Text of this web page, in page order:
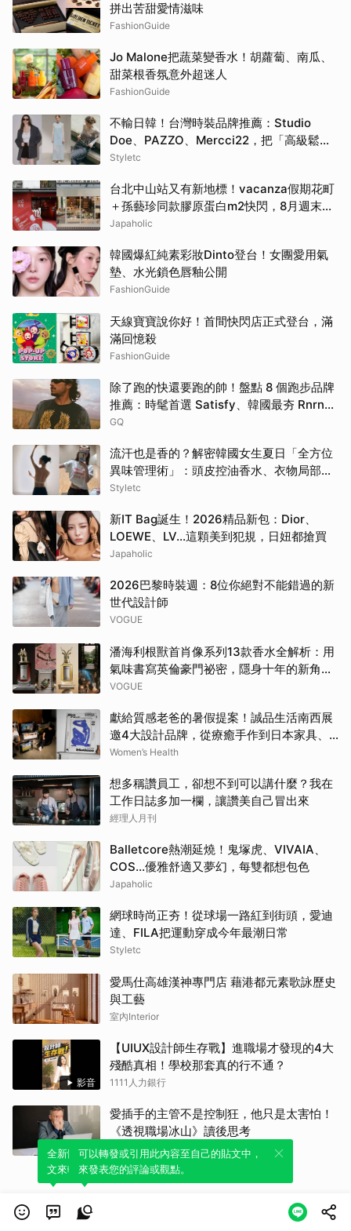
拼出苦甜愛情滋味
FashionGuide
Jo Malone把蔬菜變香水！胡蘿蔔、南瓜、
甜菜根香氛意外超迷人
FashionGuide
不輸日韓！台灣時裝品牌推薦：Studio
Doe、PAZZO、Mercci22，把「高級鬆弛
感」穿成日常
Styletc
台北中山站又有新地標！vacanza假期花町
＋孫藝珍同款膠原蛋白m2快閃，8月週末必
逛這2大爆款景點
Japaholic
韓國爆紅純素彩妝Dinto登台！女團愛用氣
墊、水光鎖色唇釉公開
FashionGuide
天線寶寶說你好！首間快閃店正式登台，滿
滿回憶殺
FashionGuide
除了跑的快還要跑的帥！盤點 8 個跑步品牌
推薦：時髦首選 Satisfy、韓國最夯 Rnrn
全都要擁有！
GQ
流汗也是香的？解密韓國女生夏日「全方位
異味管理術」：頭皮控油香水、衣物局部消
臭，打造自帶母胎偽體香
Styletc
新IT Bag誕生！2026精品新包：Dior、
LOEWE、LV…這顆美到犯規，日妞都搶買
Japaholic
2026巴黎時裝週：8位你絕對不能錯過的新
世代設計師
VOGUE
潘海利根獸首肖像系列13款香水全解析：用
氣味書寫英倫豪門祕密，隱身十年的新角色
終於現身
VOGUE
獻給質感老爸的暑假提案！誠品生活南西展
邀4大設計品牌，從療癒手作到日本家具、
AI好禮寵愛全家 | Women's Health
Women’s Health
想多稱讚員工，卻想不到可以講什麼？我在
工作日誌多加一欄，讓讚美自己冒出來
經理人月刊
Balletcore熱潮延燒！鬼塚虎、VIVAIA、
COS…優雅舒適又夢幻，每雙都想包色
Japaholic
網球時尚正夯！從球場一路紅到街頭，愛迪
達、FILA把運動穿成今年最潮日常
Styletc
愛馬仕高雄漢神專門店 藉港都元素歌詠歷史
與工藝
室內Interior
影音
【UIUX設計師生存戰】進職場才發現的4大
殘酷真相！學校那套真的行不通？
1111人力銀行
愛插手的主管不是控制狂，他只是太害怕！
《透視職場冰山》讀後思考
經理人月刊
全新體驗！一鍵引用此內容，透過發布貼
文來輕鬆表達個人立場。
可以轉發或引用此內容至自己的貼文中，
來發表您的評論或觀點。